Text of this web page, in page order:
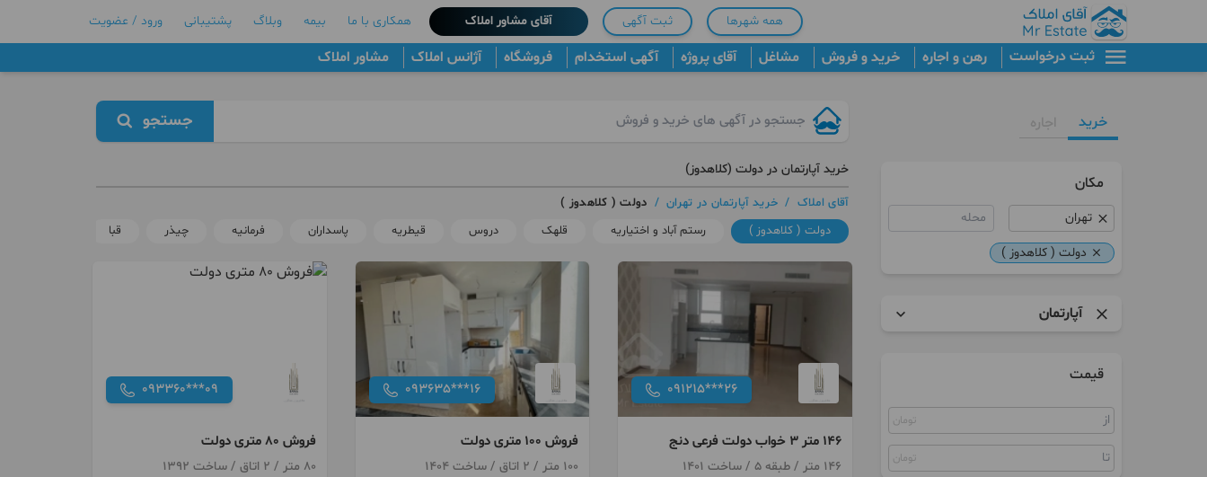
همه شهرها ثبت آگهی آقای مشاور املاک همکاری با ما بیمه وبلاگ پشتیبانی ورود / عضویت
ثبت درخواست رهن و اجاره خرید و فروش مشاغل آقای پروژه آگهی استخدام فروشگاه آژانس املاک مشاور املاک
خرید اجاره
مکان
محله
دولت ( کلاهدوز )
آپارتمان
کلنگی
مستغلات
زمین
قیمت
تومان
تومان
جستجو
خرید آپارتمان در دولت (کلاهدوز)
آقای املاک / خرید آپارتمان در تهران / دولت ( کلاهدوز )
دولت ( کلاهدوز )
رستم آباد و اختیاریه قلهک دروس قیطریه پاسداران فرمانیه چیذر قبا
091215***26
146 متر 3 خواب دولت فرعی دنج
146 متر / طبقه 5 / ساخت 1401
093635***16
فروش 100 متری دولت
100 متر / 2 اتاق / ساخت 1404
093360***09
فروش 80 متری دولت
80 متر / 2 اتاق / ساخت 1392